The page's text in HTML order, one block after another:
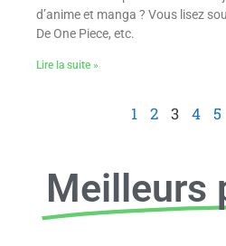
d’anime et manga ? Vous lisez
De One Piece, etc.
Lire la suite »
1 2 3 4 5
Meilleurs